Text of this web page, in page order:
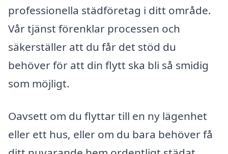
professionella städföretag i ditt område.
Vår tjänst förenklar processen och
säkerställer att du får det stöd du
behöver för att din flytt ska bli så smidig
som möjligt.
Oavsett om du flyttar till en ny lägenhet
eller ett hus, eller om du bara behöver få